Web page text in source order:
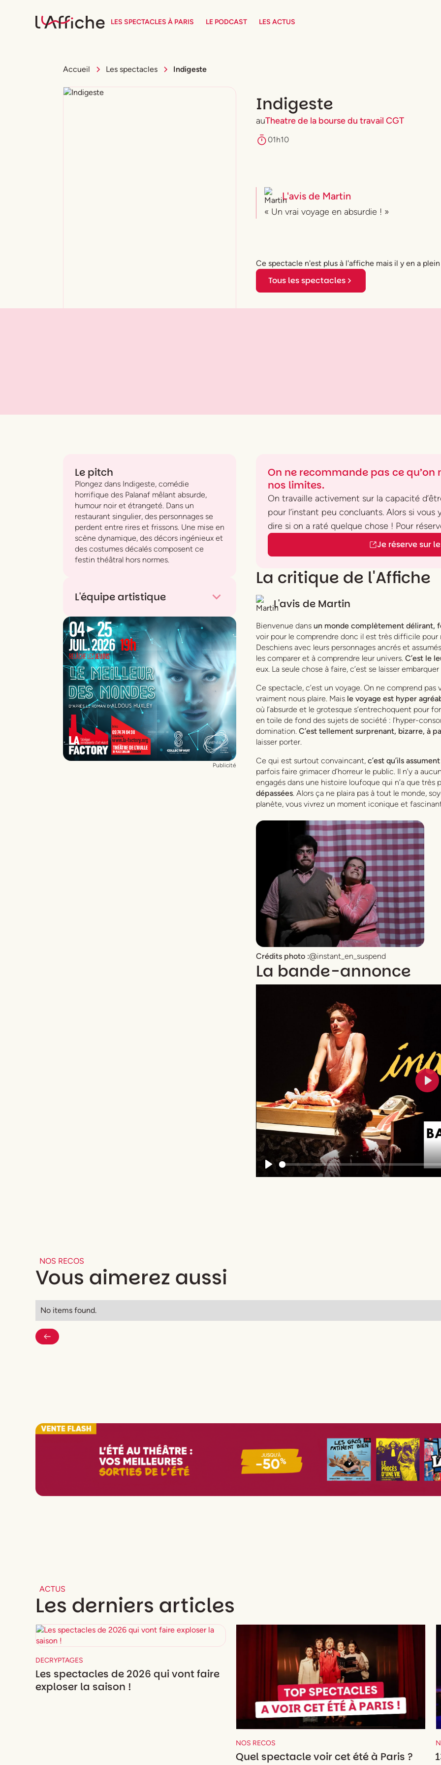
LES SPECTACLES À PARIS LE PODCAST LES ACTUS
Accueil Les spectacles Indigeste
Indigeste
auTheatre de la bourse du travail CGT
01h10
L'avis de Martin
« Un vrai voyage en absurdie ! »
Ce spectacle n'est plus à l'affiche mais il y en a
Tous les spectacles
Le pitch
Plongez dans Indigeste, comédie
horrifique des Palanaf mêlant absurde,
humour noir et étrangeté. Dans un
restaurant singulier, des personnages se
perdent entre rires et frissons. Une mise en
scène dynamique, des décors ingénieux et
des costumes décalés composent ce
festin théâtral hors normes.
L'équipe artistique
AuteurThéo Defaux
InterprétationLéna Blouin - Théo Defaux
- Etan Mandineau - Loris Mercatelli -
Jules Pouille - Lisa Sotiropoulos
DiffusionEtienne Brouillet
Régie Pierre Tailleferd
Création sonAdrien Ribault - Eude
Villeminot-Delléa
Publicité
On ne recommande pas ce qu’on
nos limites.
On travaille activement sur la capacité
pour l’instant peu concluants. Alors si
dire si on a raté quelque chose ! Pour
Je réserve sur
La critique de l'Affiche
L'avis de Martin
Bienvenue dans un monde complètement délirant,
voir pour le comprendre donc il est très difficile pour
Deschiens avec leurs personnages ancrés et
les comparer et à comprendre leur univers. C’est le
eux. La seule chose à faire, c’est se laisser
Ce spectacle, c’est un voyage. On ne comprend
vraiment nous plaire. Mais le voyage est hyper
où l’absurde et le grotesque s’entrechoquent pour
en toile de fond des sujets de société : l’hyper-
domination. C’est tellement surprenant, bizarre, à
laisser porter.
Ce qui est surtout convaincant, c’est qu’ils
parfois faire grimacer d’horreur le public. Il n’y a
engagés dans une histoire loufoque qui n’a que très
dépassées. Alors ça ne plaira pas à tout le monde,
planète, vous vivrez un moment iconique et
Crédits photo :@instant_en_suspend
La bande-annonce
Play
Play
NOS RECOS
Vous aimerez aussi
No items found.
ACTUS
Les derniers articles
DECRYPTAGES
Les spectacles de 2026 qui vont faire
exploser la saison !
NOS RECOS
Quel spectacle voir cet été à Paris ?